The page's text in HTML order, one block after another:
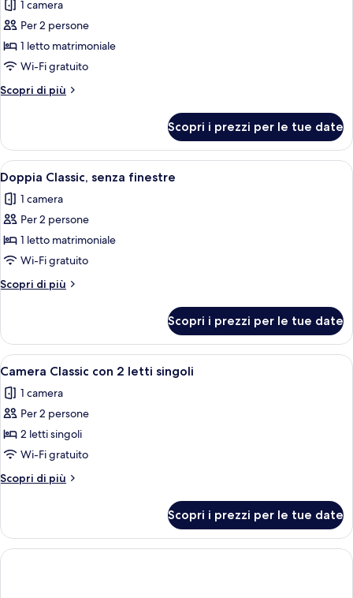
le
foto
per
Doppia
Classic
1 camera
Per 2 persone
1 letto matrimoniale
Wi-Fi gratuito
Scopri di più
Altri
Classic
Scopri i prezzi per le tue date
Apri
tutte
le
foto
per
Doppia
Classic,
senza
Una camera d'albergo con un letto,
10
Doppia Classic, senza finestre
1 camera
Per 2 persone
1 letto matrimoniale
Wi-Fi gratuito
Scopri di più
Altri
Classic,
senza
finestre
Scopri i prezzi per le tue date
Apri
tutte
le
foto
per
Camera
Classic
con
letti
singoli
Una camera d'albergo con due letti,
11
Camera Classic con 2 letti singoli
1 camera
Per 2 persone
2 letti singoli
Wi-Fi gratuito
Scopri di più
Altri
Classic
con
2
Scopri i prezzi per le tue date